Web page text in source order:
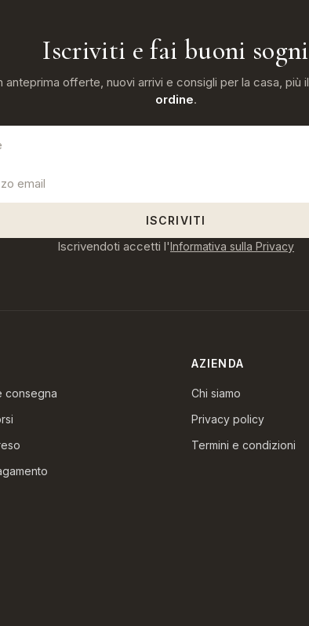
Iscriviti e fai buoni sogni
anteprima offerte, nuovi arrivi e consigli per la casa, più il
ordine.
ISCRIVITI
Iscrivendoti accetti l'Informativa sulla Privacy
consegna
AZIENDA
Chi siamo
Privacy policy
Termini e condizioni